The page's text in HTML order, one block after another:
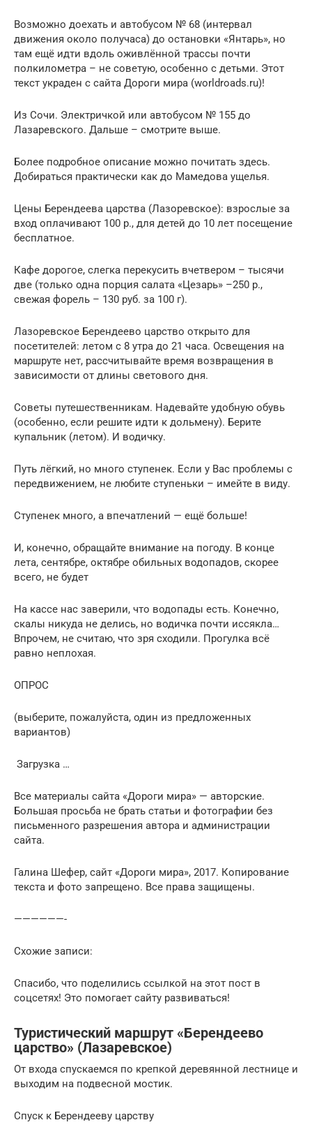
Возможно доехать и автобусом № 68 (интервал
движения около получаса) до остановки «Янтарь», но
там ещё идти вдоль оживлённой трассы почти
полкилометра – не советую, особенно с детьми. Этот
текст украден с сайта Дороги мира (worldroads.ru)!
Из Сочи. Электричкой или автобусом № 155 до
Лазаревского. Дальше – смотрите выше.
Более подробное описание можно почитать здесь.
Добираться практически как до Мамедова ущелья.
Цены Берендеева царства (Лазоревское): взрослые за
вход оплачивают 100 р., для детей до 10 лет посещение
бесплатное.
Кафе дорогое, слегка перекусить вчетвером – тысячи
две (только одна порция салата «Цезарь» –250 р.,
свежая форель – 130 руб. за 100 г).
Лазоревское Берендеево царство открыто для
посетителей: летом с 8 утра до 21 часа. Освещения на
маршруте нет, рассчитывайте время возвращения в
зависимости от длины светового дня.
Советы путешественникам. Надевайте удобную обувь
(особенно, если решите идти к дольмену). Берите
купальник (летом). И водичку.
Путь лёгкий, но много ступенек. Если у Вас проблемы с
передвижением, не любите ступеньки – имейте в виду.
Ступенек много, а впечатлений — ещё больше!
И, конечно, обращайте внимание на погоду. В конце
лета, сентябре, октябре обильных водопадов, скорее
всего, не будет
На кассе нас заверили, что водопады есть. Конечно,
скалы никуда не делись, но водичка почти иссякла…
Впрочем, не считаю, что зря сходили. Прогулка всё
равно неплохая.
ОПРОС
(выберите, пожалуйста, один из предложенных
вариантов)
Загрузка …
Все материалы сайта «Дороги мира» — авторские.
Большая просьба не брать статьи и фотографии без
письменного разрешения автора и администрации
сайта.
Галина Шефер, сайт «Дороги мира», 2017. Копирование
текста и фото запрещено. Все права защищены.
——————-
Схожие записи:
Спасибо, что поделились ссылкой на этот пост в
соцсетях! Это помогает сайту развиваться!
Туристический маршрут «Берендеево
царство» (Лазаревское)
От входа спускаемся по крепкой деревянной лестнице и
выходим на подвесной мостик.
Спуск к Берендееву царству